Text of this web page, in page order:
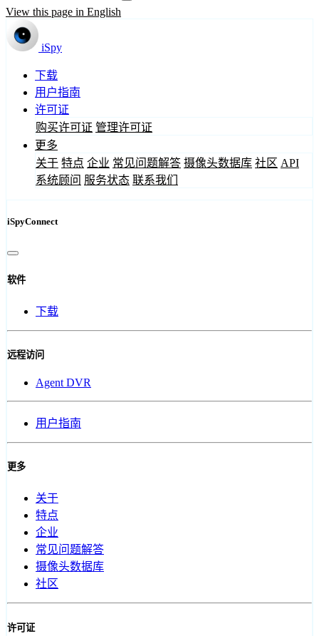
View this page in English
iSpy
下载
用户指南
许可证
购买许可证 管理许可证
更多
关于 特点 企业 常见问题解答 摄像头数据库 社区 API
系统顾问 服务状态 联系我们
iSpyConnect
软件
下载
远程访问
Agent DVR
用户指南
更多
关于
特点
企业
常见问题解答
摄像头数据库
社区
许可证